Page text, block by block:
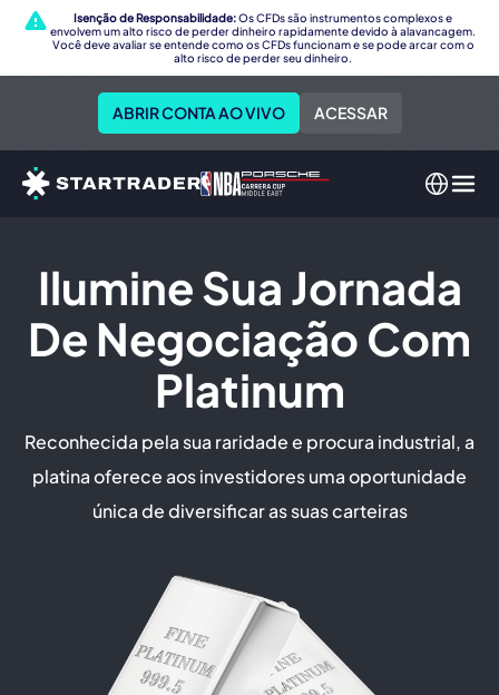
Isenção de Responsabilidade:Os CFDs são instrumentos complexos e
envolvem um alto risco de perder dinheiro rapidamente devido à alavancagem.
Você deve avaliar se entende como os CFDs funcionam e se pode arcar com o
alto risco de perder seu dinheiro.
ABRIR CONTA AO VIVO ACESSAR
Ilumine Sua Jornada
De Negociação Com
Platinum
Reconhecida pela sua raridade e procura industrial, a
platina oferece aos investidores uma oportunidade
única de diversificar as suas carteiras